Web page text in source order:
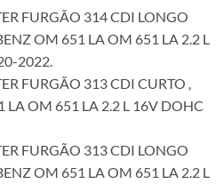
FURGÃO 314 CDI LONGO
OM 651 LA OM 651 LA 2.2 L
2022.
FURGÃO 313 CDI CURTO ,
LA OM 651 LA 2.2 L 16V DOHC
FURGÃO 313 CDI LONGO
OM 651 LA OM 651 LA 2.2 L